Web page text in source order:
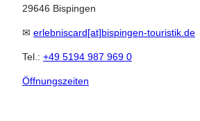
29646 Bispingen
✉ erlebniscard[at]bispingen-touristik.de
Tel.: +49 5194 987 969 0
Öffnungszeiten